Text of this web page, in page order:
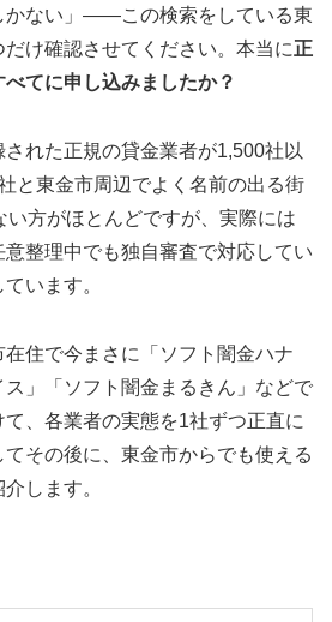
かない」——この検索をしている東
け確認させてください。本当に正
てに申し込みましたか？
れた正規の貸金業者が1,500社以
と東金市周辺でよく名前の出る街
い方がほとんどですが、実際には
整理中でも独自審査で対応してい
います。
住で今まさに「ソフト闇金ハナ
ス」「ソフト闇金まるきん」などで
、各業者の実態を1社ずつ正直に
その後に、東金市からでも使える
します。